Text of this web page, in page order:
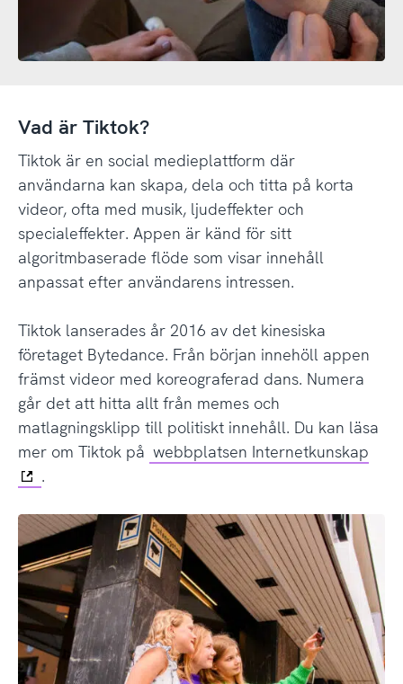
Vad är Tiktok?
Tiktok är en social medieplattform där
användarna kan skapa, dela och titta på korta
videor, ofta med musik, ljudeffekter och
specialeffekter. Appen är känd för sitt
algoritmbaserade flöde som visar innehåll
anpassat efter användarens intressen.
Tiktok lanserades år 2016 av det kinesiska
företaget Bytedance. Från början innehöll appen
främst videor med koreograferad dans. Numera
går det att hitta allt från memes och
matlagningsklipp till politiskt innehåll. Du kan läsa
mer om Tiktok på webbplatsen Internetkunskap
.